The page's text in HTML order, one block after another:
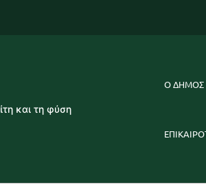
και τη φύση
Ο ΔΗΜΟΣ